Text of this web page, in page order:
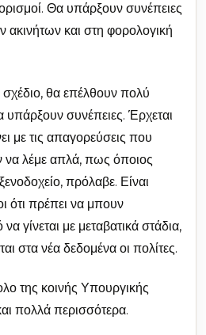
Θα υπάρξουν συνέπειες
ακινήτων και στη φορολογική
σχέδιο, θα επέλθουν πολύ
υπάρξουν συνέπειες. Έρχεται
με τις απαγορεύσεις που
να λέμε απλά, πως όποιος
πρόλαβε. Είναι
ότι πρέπει να μπουν
γίνεται με μεταβατικά στάδια,
στα νέα δεδομένα οι πολίτες.
της κοινής Υπουργικής
πολλά περισσότερα.